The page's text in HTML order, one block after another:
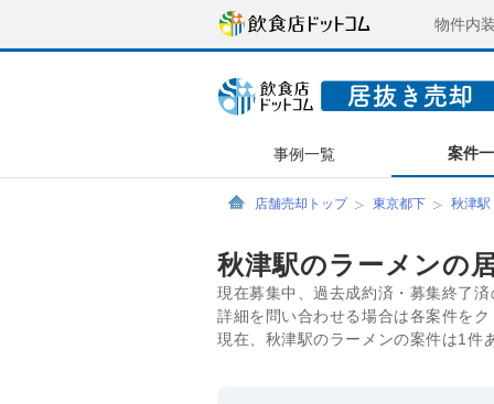
物件内
事例一覧 案件
店舗売却トップ 東京都下 秋津駅
秋津駅のラーメンの
現在募集中、過去成約済・募集終了
詳細を問い合わせる場合は各案件を
現在、秋津駅のラーメンの案件は1件